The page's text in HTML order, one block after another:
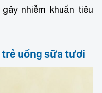
nhiễm khuẩn tiêu
uống sữa tươi